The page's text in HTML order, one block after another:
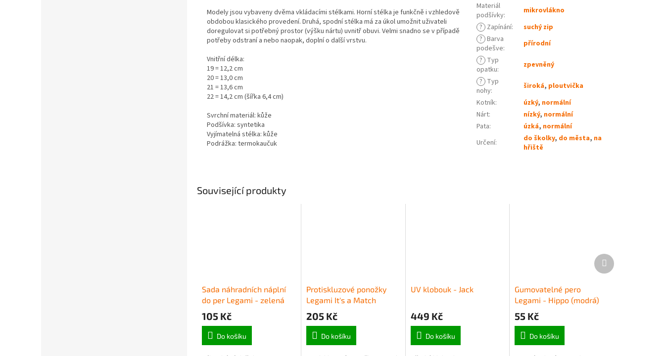
Související produkty
Sada náhradních náplní
do per Legami - zelená
105 Kč
Do košíku
Protiskluzové ponožky
Legami It's a Match
(Adult) - Bunny
205 Kč
Do košíku
UV klobouk - Jack
449 Kč
Do košíku
Gumovatelné pero
Legami - Hippo (modrá)
55 Kč
Do košíku
Další
produkt
Modely jsou vybaveny dvěma vkládacími stélkami. Horní stélka je funkčně i vzhledově
obdobou klasického provedení. Druhá, spodní stélka má za úkol umožnit uživateli
doregulovat si potřebný prostor (výšku nártu) uvnitř obuvi. Velmi snadno se v případě
potřeby odstraní a nebo naopak, doplní o další vrstvu.
Vnitřní délka:
19 = 12,2 cm
20 = 13,0 cm
21 = 13,6 cm
22 = 14,2 cm (šířka 6,4 cm)
Svrchní materiál: kůže
Podšívka: syntetika
Vyjímatelná stélka: kůže
Podrážka: termokaučuk
Materiál
podšívky:
mikrovlákno
? Zapínání:
suchý zip
? Barva
podešve:
přírodní
? Typ
opatku:
zpevněný
? Typ
nohy: široká, ploutvička
Kotník: úzký, normální
Nárt: nízký, normální
Pata: úzká, normální
Určení: do školky, do města, na
hřiště